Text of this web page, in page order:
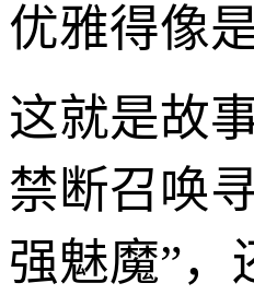
优雅得像
这就是故
禁断召唤
强魅魔”，